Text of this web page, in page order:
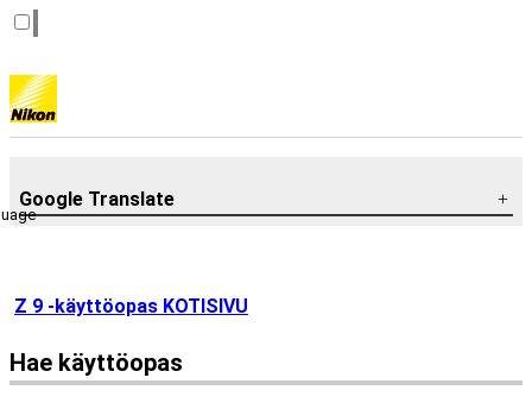
Google Translate
Z 9 -käyttöopas KOTISIVU
Hae käyttöopas